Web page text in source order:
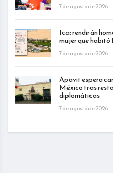
7 de agosto de 2026
Ica: rendirán
mujer que
7 de agosto de 2026
Apavit espera
México tras
diplomáticas
7 de agosto de 2026